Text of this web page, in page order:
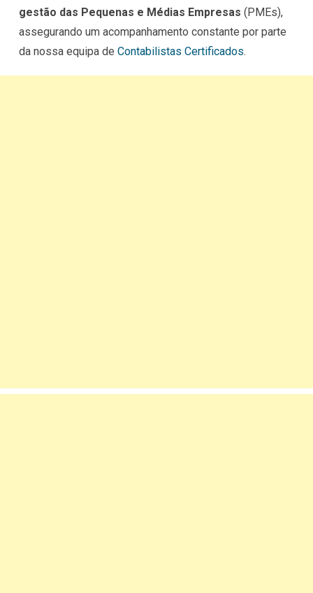
gestão das Pequenas e Médias Empresas (PMEs),
assegurando um acompanhamento constante por parte
da nossa equipa de Contabilistas Certificados.